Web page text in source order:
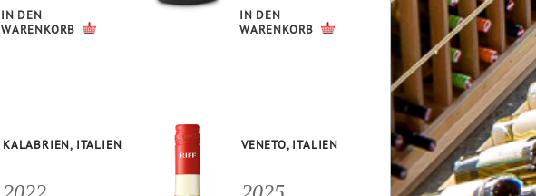
IN DEN
WARENKORB
IN DEN
WARENKORB
KALABRIEN, ITALIEN VENETO, ITALIEN